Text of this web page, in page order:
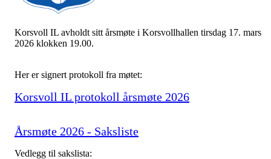
Korsvoll IL avholdt sitt årsmøte i Korsvollhallen tirsdag 17. mars
2026 klokken 19.00.
Her er signert protokoll fra møtet:
Korsvoll IL protokoll årsmøte 2026
Årsmøte 2026 - Saksliste
Vedlegg til sakslista: